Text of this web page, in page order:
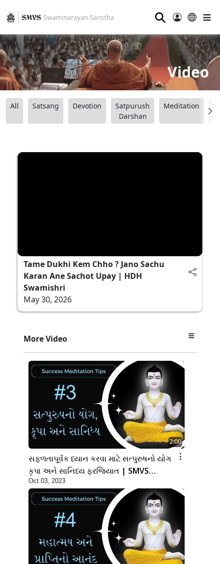
⚲
Video
All Satsang Devotion
Satpurush
Darshan
Meditation
Tame Dukhi Kem Chho ? Jano Sachu
Karan Ane Sachot Upay | HDH
Swamishri
May 30, 2026
More Video
2:00
સફળતાપૂર્વક ધ્યાન કરવા માટે સત્પુરુષનો યોગ
કૃપા અને સાનિધ્ય ફરજિયાત | SMVS
Spiritual journey
Oct 03, 2023